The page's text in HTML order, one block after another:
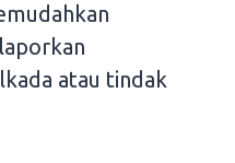
atau tindak